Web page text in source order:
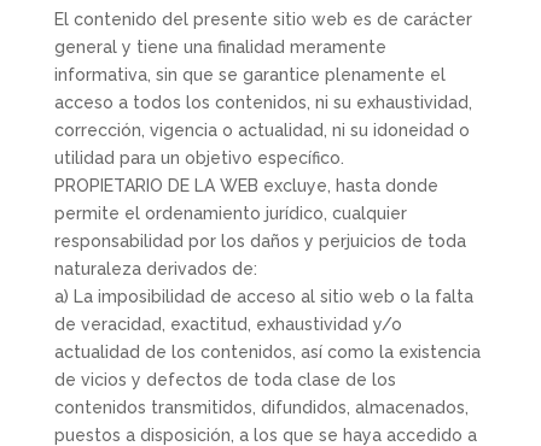
El contenido del presente sitio web es de carácter
general y tiene una finalidad meramente
informativa, sin que se garantice plenamente el
acceso a todos los contenidos, ni su exhaustividad,
corrección, vigencia o actualidad, ni su idoneidad o
utilidad para un objetivo específico.
PROPIETARIO DE LA WEB excluye, hasta donde
permite el ordenamiento jurídico, cualquier
responsabilidad por los daños y perjuicios de toda
naturaleza derivados de:
a) La imposibilidad de acceso al sitio web o la falta
de veracidad, exactitud, exhaustividad y/o
actualidad de los contenidos, así como la existencia
de vicios y defectos de toda clase de los
contenidos transmitidos, difundidos, almacenados,
puestos a disposición, a los que se haya accedido a